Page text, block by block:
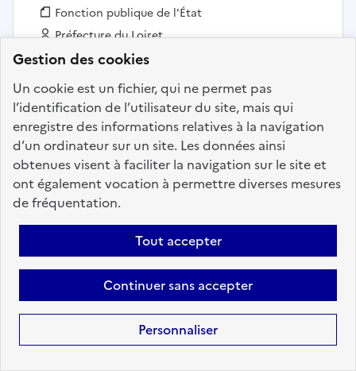
Gestion des cookies
Un cookie est un fichier, qui ne permet pas
l’identification de l’utilisateur du site, mais qui
enregistre des informations relatives à la navigation
d’un ordinateur sur un site. Les données ainsi
obtenues visent à faciliter la navigation sur le site et
ont également vocation à permettre diverses mesures
de fréquentation.
Tout accepter
Continuer sans accepter
Personnaliser
Fonction publique :
Fonction publique de l'État
Employeur :
Préfecture du Loiret
En ligne depuis le 06 août 2026
Ajouter aux favoris : Adjoint (e) au chef du bureau
Précédent 1 10 11 12
13
14
15 16
Aller à la page
Téléchargez dès à